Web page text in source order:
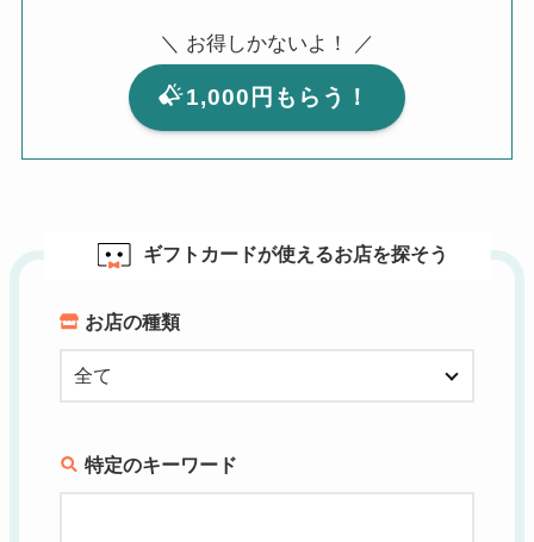
＼ お得しかないよ！ ／
1,000円もらう！
ギフトカードが使えるお店を探そう
お店の種類
特定のキーワード